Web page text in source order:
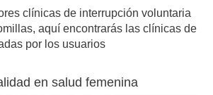
clínicas de interrupción voluntaria
aquí encontrarás las clínicas de
por los usuarios
en salud femenina